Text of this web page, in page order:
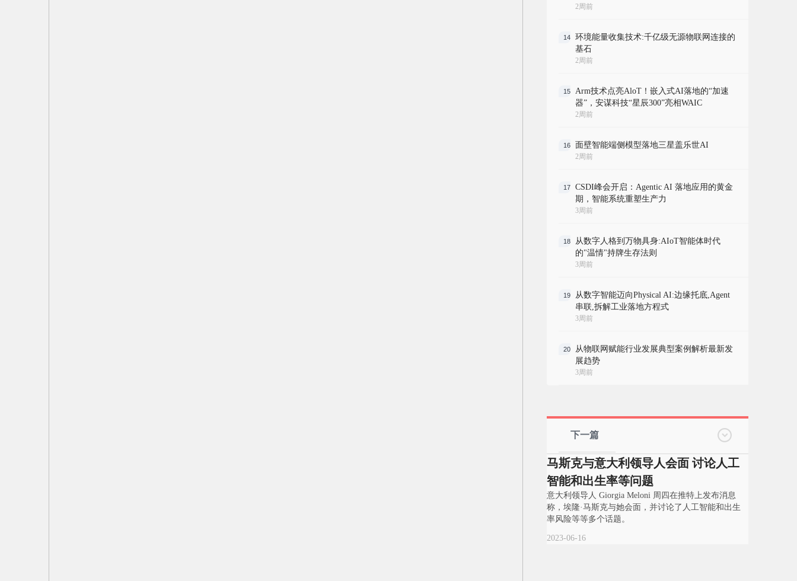
2周前
14
环境能量收集技术:千亿级无源物联网连接的
基石
2周前
15
Arm技术点亮AloT！嵌入式AI落地的“加速
器”，安谋科技“星辰300”亮相WAIC
2周前
16 面壁智能端侧模型落地三星盖乐世AI
2周前
17
CSDI峰会开启：Agentic AI 落地应用的黄金
期，智能系统重塑生产力
3周前
18
从数字人格到万物具身:AIoT智能体时代
的"温情"持牌生存法则
3周前
19
从数字智能迈向Physical AI:边缘托底,Agent
串联,拆解工业落地方程式
3周前
20
从物联网赋能行业发展典型案例解析最新发
展趋势
3周前
下一篇
马斯克与意大利领导人会面 讨论人工
智能和出生率等问题
意大利领导人 Giorgia Meloni 周四在推特上发布消息
称，埃隆·马斯克与她会面，并讨论了人工智能和出生
率风险等等多个话题。
2023-06-16